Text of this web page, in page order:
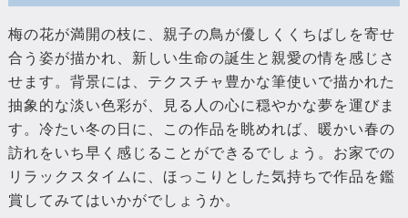
梅の花が満開の枝に、親子の鳥が優しくくちばしを寄せ
合う姿が描かれ、新しい生命の誕生と親愛の情を感じさ
せます。背景には、テクスチャ豊かな筆使いで描かれた
抽象的な淡い色彩が、見る人の心に穏やかな夢を運びま
す。冷たい冬の日に、この作品を眺めれば、暖かい春の
訪れをいち早く感じることができるでしょう。お家での
リラックスタイムに、ほっこりとした気持ちで作品を鑑
賞してみてはいかがでしょうか。